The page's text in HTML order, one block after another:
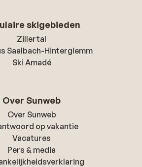
skigebieden
Zillertal
Saalbach-Hinterglemm
Ski Amadé
Over Sunweb
Over Sunweb
op vakantie
Vacatures
Pers & media